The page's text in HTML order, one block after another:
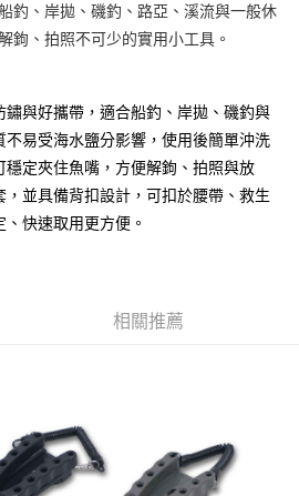
。
瀏覽以下網址：
意申辦者引起之損失，本公司不負相關責
，將依據個別帳號之用戶狀況，依本公司即
仍有額度不足之情形，本公司將視審查結果
用他人資訊註冊。若發現惡意使用之情形，
含以上)免運費
含以上)免運費
，請聯繫客服）
訊客服確認實際運費(運費另
查看運費
釣、岸拋、磯釣、路亞、溪流與一般休
鉤、拍照不可少的實用小工具。
與好攜帶，適合船釣、岸拋、磯釣與
不易受海水鹽分影響，使用後簡單沖洗
穩定夾住魚嘴，方便解鉤、拍照與放
並具備背扣設計，可扣於腰帶、救生
快速取用更方便。
相關推薦